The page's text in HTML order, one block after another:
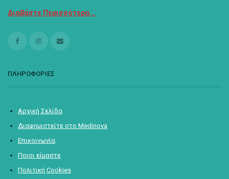
Διαβάστε Περισσότερα...
ΠΛΗΡΟΦΟΡΙΕΣ
Αρχική Σελίδα
Διαφημιστείτε στο Medinova
Επικοινωνία
Ποιοι είμαστε
Πολιτική Cookies